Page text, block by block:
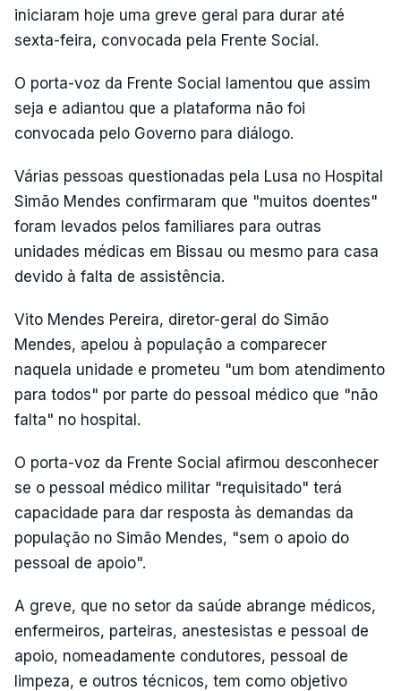
iniciaram hoje uma greve geral para durar até
sexta-feira, convocada pela Frente Social.
O porta-voz da Frente Social lamentou que assim
seja e adiantou que a plataforma não foi
convocada pelo Governo para diálogo.
Várias pessoas questionadas pela Lusa no Hospital
Simão Mendes confirmaram que "muitos doentes"
foram levados pelos familiares para outras
unidades médicas em Bissau ou mesmo para casa
devido à falta de assistência.
Vito Mendes Pereira, diretor-geral do Simão
Mendes, apelou à população a comparecer
naquela unidade e prometeu "um bom atendimento
para todos" por parte do pessoal médico que "não
falta" no hospital.
O porta-voz da Frente Social afirmou desconhecer
se o pessoal médico militar "requisitado" terá
capacidade para dar resposta às demandas da
população no Simão Mendes, "sem o apoio do
pessoal de apoio".
A greve, que no setor da saúde abrange médicos,
enfermeiros, parteiras, anestesistas e pessoal de
apoio, nomeadamente condutores, pessoal de
limpeza, e outros técnicos, tem como objetivo